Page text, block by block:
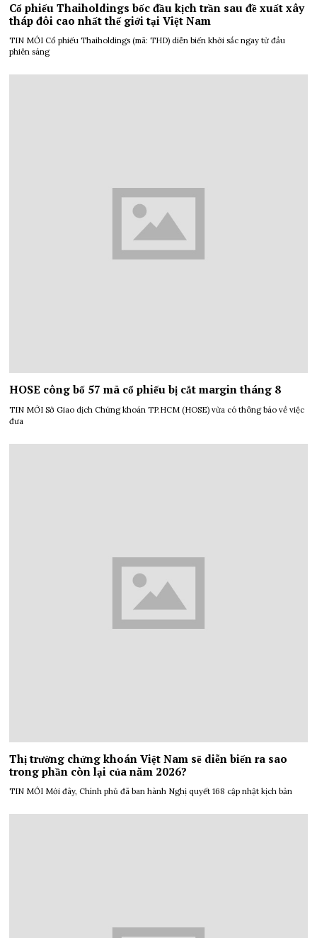
Cổ phiếu Thaiholdings bốc đầu kịch trần sau đề xuất xây
tháp đôi cao nhất thế giới tại Việt Nam
TIN MỚI Cổ phiếu Thaiholdings (mã: THD) diễn biến khởi sắc ngay từ đầu
phiên sáng
HOSE công bố 57 mã cổ phiếu bị cắt margin tháng 8
TIN MỚI Sở Giao dịch Chứng khoán TP.HCM (HOSE) vừa có thông báo về việc
đưa
Thị trường chứng khoán Việt Nam sẽ diễn biến ra sao
trong phần còn lại của năm 2026?
TIN MỚI Mới đây, Chính phủ đã ban hành Nghị quyết 168 cập nhật kịch bản